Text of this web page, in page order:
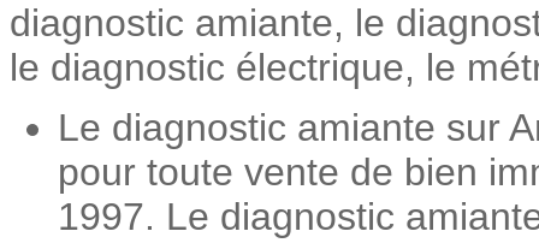
diagnostic amiante, le
le diagnostic électrique, le
Le diagnostic amiante sur
pour toute vente de bien
1997. Le diagnostic